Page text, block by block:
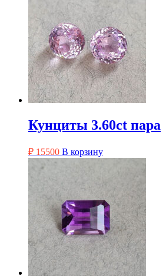
Кунциты 3.60ct пара
₽ 15500 В корзину